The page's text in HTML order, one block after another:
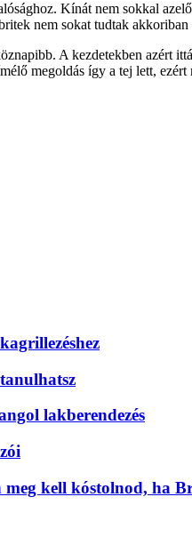
Kínát nem sokkal
nem sokat tudtak
A kezdetekben azért
megoldás így a tej lett,
lakberendezés
kell kóstolnod, ha